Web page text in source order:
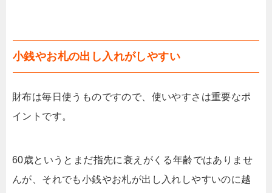
小銭やお札の出し入れがしやすい
財布は毎日使うものですので、使いやすさは重要なポ
イントです。
60歳というとまだ指先に衰えがくる年齢ではありませ
んが、それでも小銭やお札が出し入れしやすいのに越